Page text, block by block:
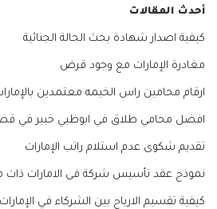
أحدث المقالات
كيفية اصدار شهادة بحث الحالة الجنائية
مغادرة الإمارات مع وجود قرض
ارقام محامين راس الخيمه معتمدين
افضل محامي طلاق في ابوظبي خبير في
تقديم شكوى عدم استلام راتب الإمارات
نموذج عقد تأسيس شركة فى الامارات ذات
كيفية تقسيم الارباح بين الشركاء في الإمارات